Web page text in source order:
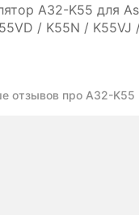
A32-K55 для
/ K55N / K55VJ
/ A55 / K75VM
отзывов про A32-K55